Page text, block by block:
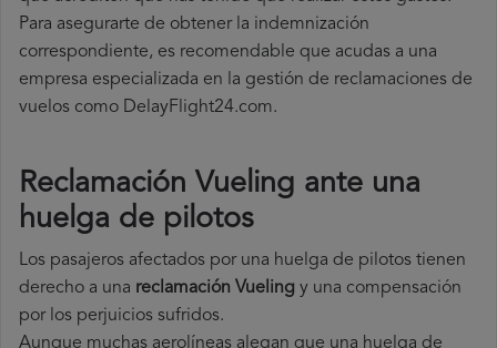
Para asegurarte de obtener la indemnización
correspondiente, es recomendable que acudas a una
empresa especializada en la gestión de reclamaciones de
vuelos como DelayFlight24.com.
Reclamación Vueling ante una
huelga de pilotos
Los pasajeros afectados por una huelga de pilotos tienen
derecho a una reclamación Vueling y una compensación
por los perjuicios sufridos.
Aunque muchas aerolíneas alegan que una huelga de